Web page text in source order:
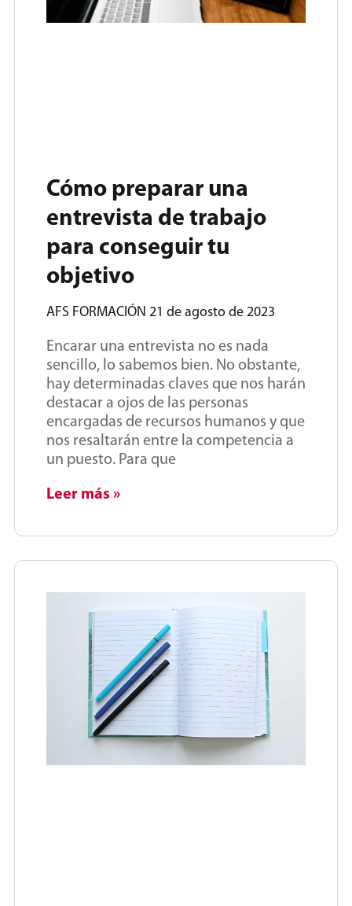
Cómo preparar una
entrevista de trabajo
para conseguir tu
objetivo
AFS FORMACIÓN 21 de agosto de 2023
Encarar una entrevista no es nada
sencillo, lo sabemos bien. No obstante,
hay determinadas claves que nos harán
destacar a ojos de las personas
encargadas de recursos humanos y que
nos resaltarán entre la competencia a
un puesto. Para que
Leer más »